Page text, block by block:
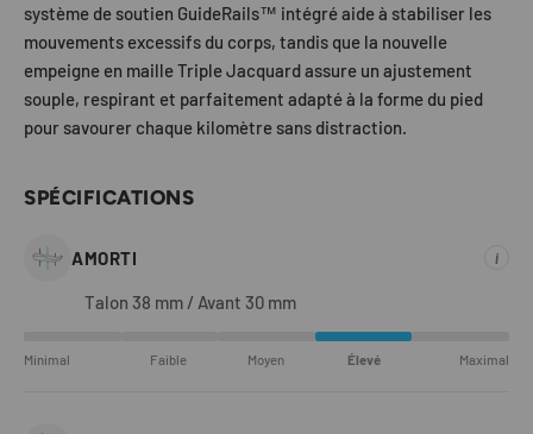
système de soutien GuideRails™ intégré aide à stabiliser les
mouvements excessifs du corps, tandis que la nouvelle
empeigne en maille Triple Jacquard assure un ajustement
souple, respirant et parfaitement adapté à la forme du pied
pour savourer chaque kilomètre sans distraction.
SPÉCIFICATIONS
AMORTI i
Talon 38 mm / Avant 30 mm
Minimal Faible Moyen Élevé Maximal